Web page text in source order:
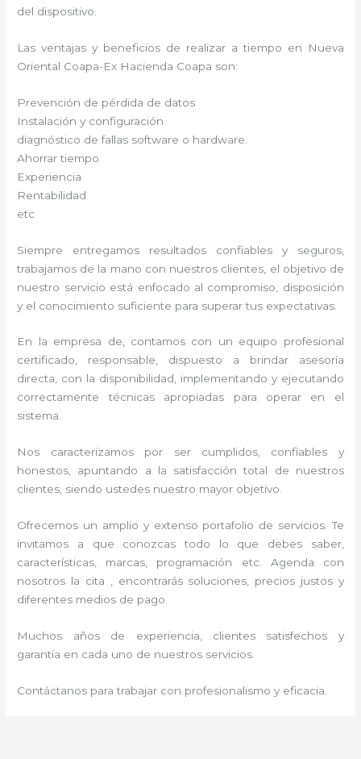
del dispositivo.
Las ventajas y beneficios de realizar a tiempo en Nueva
Oriental Coapa-Ex Hacienda Coapa son:
Prevención de pérdida de datos
Instalación y configuración
diagnóstico de fallas software o hardware.
Ahorrar tiempo
Experiencia
Rentabilidad
etc
Siempre entregamos resultados confiables y seguros,
trabajamos de la mano con nuestros clientes, el objetivo de
nuestro servicio está enfocado al compromiso, disposición
y el conocimiento suficiente para superar tus expectativas.
En la empresa de, contamos con un equipo profesional
certificado, responsable, dispuesto a brindar asesoría
directa, con la disponibilidad, implementando y ejecutando
correctamente técnicas apropiadas para operar en el
sistema.
Nos caracterizamos por ser cumplidos, confiables y
honestos, apuntando a la satisfacción total de nuestros
clientes, siendo ustedes nuestro mayor objetivo.
Ofrecemos un amplio y extenso portafolio de servicios. Te
invitamos a que conozcas todo lo que debes saber,
características, marcas, programación etc. Agenda con
nosotros la cita , encontrarás soluciones, precios justos y
diferentes medios de pago.
Muchos años de experiencia, clientes satisfechos y
garantía en cada uno de nuestros servicios.
Contáctanos para trabajar con profesionalismo y eficacia.